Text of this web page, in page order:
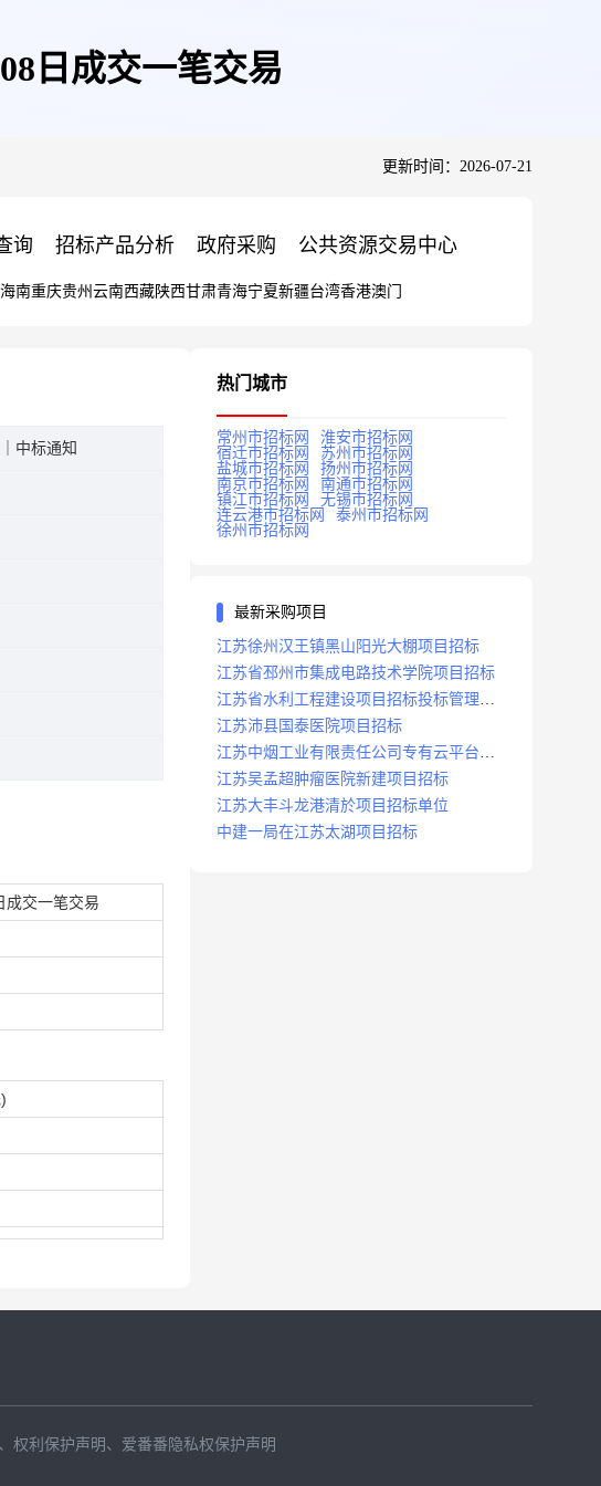
日成交一笔交易
更新时间：2026-07-21
询 招标产品分析 政府采购 公共资源交易中心
海南重庆贵州 云南西藏陕西甘肃青海宁夏新疆台湾香港澳门
中标通知
成交一笔交易
热门城市
常州市招标网
淮安市招标网
宿迁市招标网
苏州市招标网
盐城市招标网
扬州市招标网
南京市招标网
南通市招标网
镇江市招标网
无锡市招标网
连云港市招标网
泰州市招标网
徐州市招标网
最新采购项目
江苏徐州汉王镇黑山阳光大棚项目招标
江苏省邳州市集成电路技术学院项目招标
江苏省水利工程建设项目招标投标管理办
法
江苏沛县国泰医院项目招标
江苏中烟工业有限责任公司专有云平台扩
容项目招标
江苏吴孟超肿瘤医院新建项目招标
江苏大丰斗龙港清於项目招标单位
中建一局在江苏太湖项目招标
、 权利保护声明 、 爱番番隐私权保护声明